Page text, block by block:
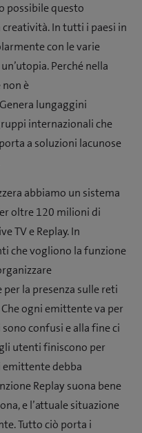
possibile questo
In tutti i paesi in
con le varie
Perché nella
è
lungaggini
internazionali che
a soluzioni lacunose
abbiamo un sistema
oltre 120 milioni di
TV e Replay. In
che vogliono la funzione
la presenza sulle reti
Che ogni emittente va per
confusi e alla fine ci
utenti finiscono per
emittente debba
Replay suona bene
e l’attuale situazione
Tutto ciò porta i